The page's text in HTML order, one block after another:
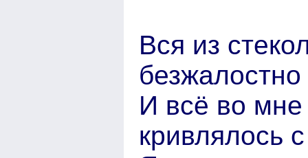
Вся из
И всё во мне
кривлялось